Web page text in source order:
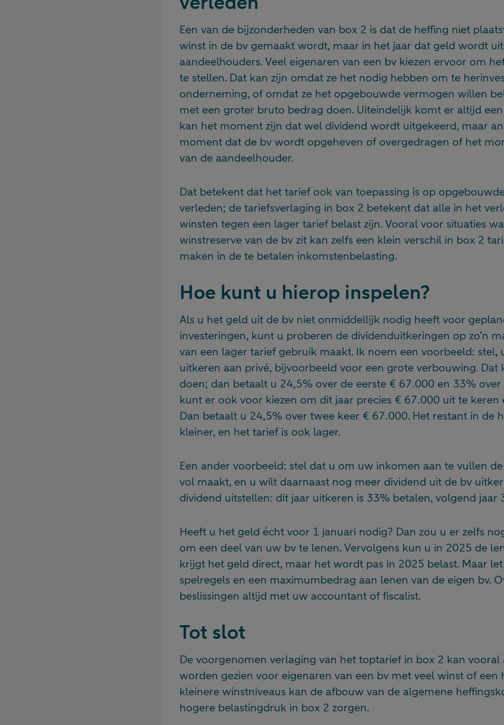
Een van de bijzonderheden van box 2 is dat de heffing niet
winst in de bv gemaakt wordt, maar in het jaar dat geld wordt
aandeelhouders. Veel eigenaren van een bv kiezen ervoor om
te stellen. Dat kan zijn omdat ze het nodig hebben om te
onderneming, of omdat ze het opgebouwde vermogen willen
met een groter bruto bedrag doen. Uiteindelijk komt er altijd
kan het moment zijn dat wel dividend wordt uitgekeerd, maar
moment dat de bv wordt opgeheven of overgedragen of het
van de aandeelhouder.
Dat betekent dat het tarief ook van toepassing is op
verleden; de tariefsverlaging in box 2 betekent dat alle in het
winsten tegen een lager tarief belast zijn. Vooral voor situaties
winstreserve van de bv zit kan zelfs een klein verschil in box 2
maken in de te betalen inkomstenbelasting.
Hoe kunt u hierop inspelen?
Als u het geld uit de bv niet onmiddellijk nodig heeft voor
investeringen, kunt u proberen de dividenduitkeringen op zo’n
van een lager tarief gebruik maakt. Ik noem een voorbeeld:
uitkeren aan privé, bijvoorbeeld voor een grote verbouwing. Dat
doen; dan betaalt u 24,5% over de eerste € 67.000 en 33% over
kunt er ook voor kiezen om dit jaar precies € 67.000 uit te keren
Dan betaalt u 24,5% over twee keer € 67.000. Het restant in de
kleiner, en het tarief is ook lager.
Een ander voorbeeld: stel dat u om uw inkomen aan te vullen
vol maakt, en u wilt daarnaast nog meer dividend uit de bv
dividend uitstellen: dit jaar uitkeren is 33% betalen, volgend jaar
Heeft u het geld écht voor 1 januari nodig? Dan zou u er zelfs
om een deel van uw bv te lenen. Vervolgens kun u in 2025 de
krijgt het geld direct, maar het wordt pas in 2025 belast. Maar
spelregels en een maximumbedrag aan lenen van de eigen bv.
beslissingen altijd met uw accountant of fiscalist.
Tot slot
De voorgenomen verlaging van het toptarief in box 2 kan vooral
worden gezien voor eigenaren van een bv met veel winst of een
kleinere winstniveaus kan de afbouw van de algemene
hogere belastingdruk in box 2 zorgen.